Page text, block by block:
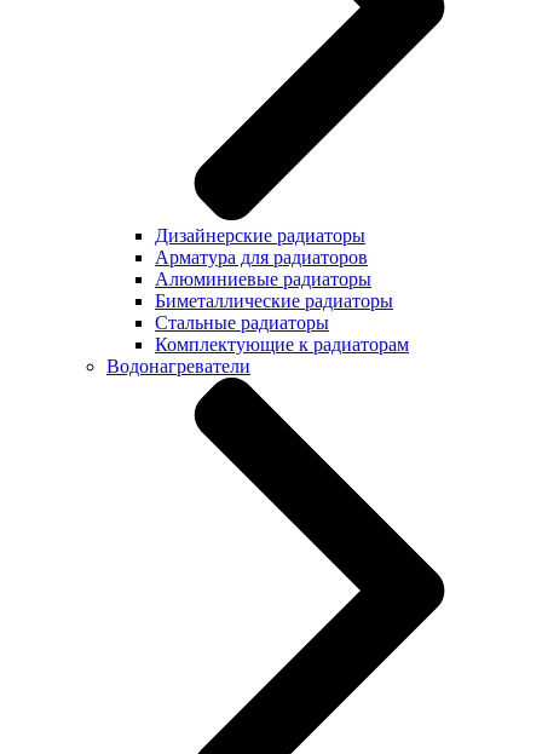
Дизайнерские радиаторы
Арматура для радиаторов
Алюминиевые радиаторы
Биметаллические радиаторы
Стальные радиаторы
Комплектующие к радиаторам
Водонагреватели